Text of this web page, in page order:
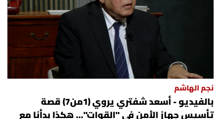
نجم الهاشم
بالفيديو - أسعد شفتري يروي (1من7) قصة
تأسيس جهاز الأمن في "القوات"... هكذا بدأنا مع